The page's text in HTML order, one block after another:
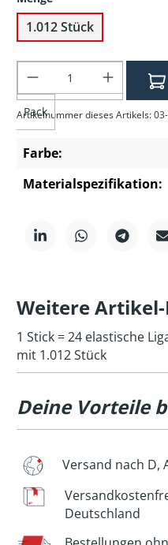
1.012 Stück
Produkt Anzahl:
Pack
Artikelnummer dieses Artikels:
Farbe:
Materialspezifikation:
Weitere
1 Stick = 24 elastische
mit 1.012 Stück
Deine Vorteile
Versand nach D,
Deutschland